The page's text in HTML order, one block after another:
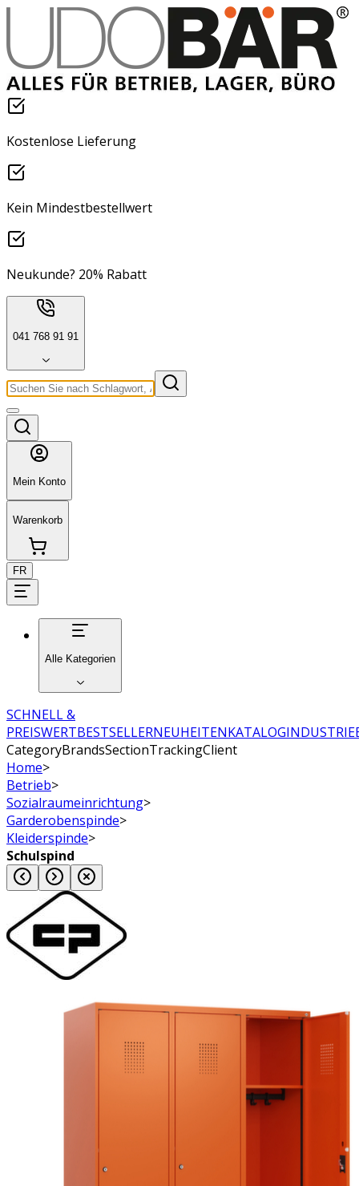
Kostenlose Lieferung
Kein Mindestbestellwert
Neukunde? 20% Rabatt
041 768 91 91
Mein Konto
Warenkorb
FR
Alle Kategorien
SCHNELL &
PREISWERTBESTSELLERNEUHEITENKATALOG
CategoryBrandsSectionTrackingClient
Home>
Betrieb>
Sozialraumeinrichtung>
Garderobenspinde>
Kleiderspinde>
Schulspind